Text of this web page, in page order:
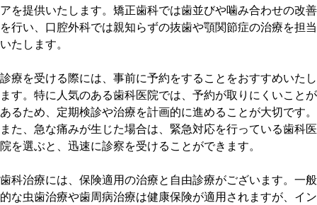
アを提供いたします。矯正歯科では歯並びや噛み合わせの改善
を行い、口腔外科では親知らずの抜歯や顎関節症の治療を担当
いたします。
診療を受ける際には、事前に予約をすることをおすすめいたし
ます。特に人気のある歯科医院では、予約が取りにくいことが
あるため、定期検診や治療を計画的に進めることが大切です。
また、急な痛みが生じた場合は、緊急対応を行っている歯科医
院を選ぶと、迅速に診察を受けることができます。
歯科治療には、保険適用の治療と自由診療がございます。一般
的な虫歯治療や歯周病治療は健康保険が適用されますが、イン